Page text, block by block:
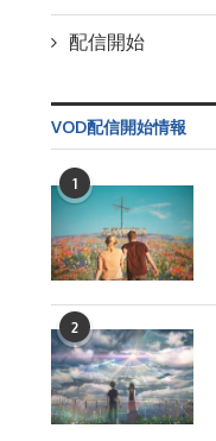
配信開始
VOD配信開始情報
1
2